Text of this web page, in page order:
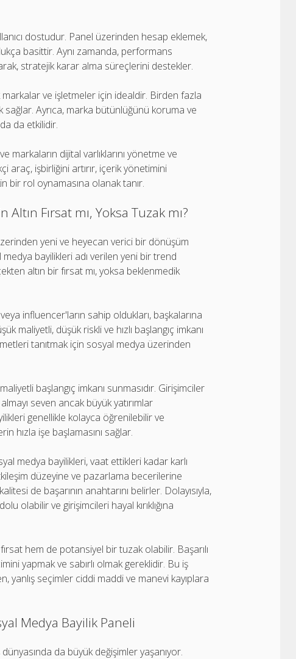
dostudur. Panel üzerinden hesap eklemek,
basittir. Aynı zamanda, performans
stratejik karar alma süreçlerini destekler.
ve işletmeler için idealdir. Birden fazla
sağlar. Ayrıca, marka bütünlüğünü koruma ve
da etkilidir.
dijital varlıklarını yönetme ve
araç, işbirliğini artırır, içerik yönetimini
bir rol oynamasına olanak tanır.
Fırsat mı, Yoksa Tuzak mı?
yeni ve heyecan verici bir dönüşüm
bayilikleri adı verilen yeni bir trend
altın bir fırsat mı, yoksa beklenmedik
influencer'ların sahip oldukları, başkalarına
maliyetli, düşük riskli ve hızlı başlangıç imkanı
tanıtmak için sosyal medya üzerinden
başlangıç imkanı sunmasıdır. Girişimciler
seven ancak büyük yatırımlar
genellikle kolayca öğrenilebilir ve
hızla işe başlamasını sağlar.
medya bayilikleri, vaat ettikleri kadar karlı
düzeyine ve pazarlama becerilerine
de başarının anahtarını belirler. Dolayısıyla,
olabilir ve girişimcileri hayal kırıklığına
hem de potansiyel bir tuzak olabilir. Başarılı
yapmak ve sabırlı olmak gereklidir. Bu iş
yanlış seçimler ciddi maddi ve manevi kayıplara
Medya Bayilik Paneli
da büyük değişimler yaşanıyor.